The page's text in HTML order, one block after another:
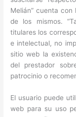
Melián” cuenta
de los mismos.
titulares los
e intelectual, no
sitio web la
del prestador
patrocinio o
El usuario puede
web para su uso